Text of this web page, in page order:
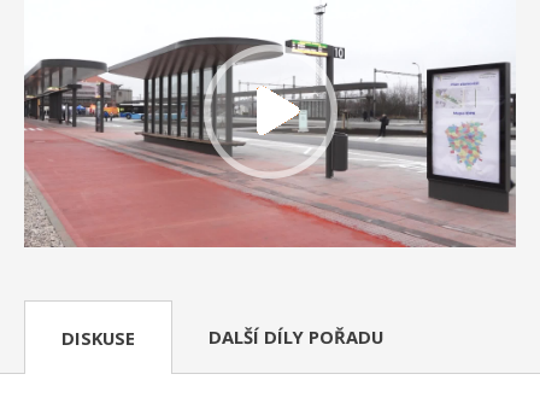
DISKUSE DALŠÍ DÍLY POŘADU